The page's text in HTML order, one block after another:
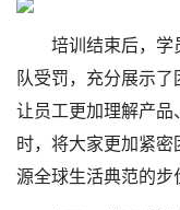
培训结束后，学
队受罚，充分展示了
让员工更加理解产品
时，将大家更加紧
源全球生活典范的步